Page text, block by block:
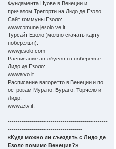
Фундамента Нуове в Венеции и
причалом Трепорти на Лидо де Езоло.
Сайт коммуны Езоло:
wwwcomune.jesolo.ve.it.
Турсайт Езоло (можно скачать карту
побережья):
wwwjesolo.com.
Расписание автобусов на побережье
Лидо де Езоло:
wwwatvo.it.
Расписание вапоретто в Венеции и по
островам Мурано, Бурано, Торчело и
Лидо:
wwwactv.it.
---------------------------------------------------
---------------------------------------------------
--------------------------------------
«Куда можно ли съездить с Лидо де
Езоло помимо Венеции?»